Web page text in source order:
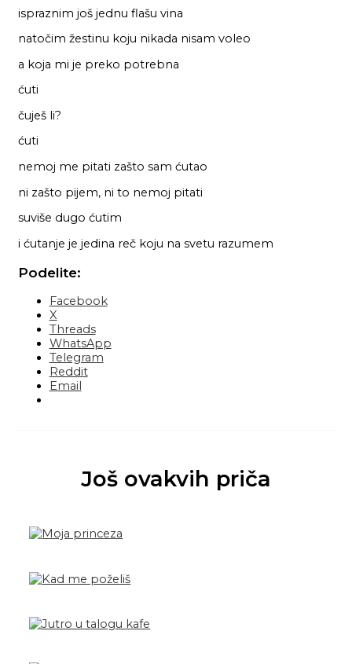
ispraznim još jednu flašu vina
natočim žestinu koju nikada nisam voleo
a koja mi je preko potrebna
ćuti
čuješ li?
ćuti
nemoj me pitati zašto sam ćutao
ni zašto pijem, ni to nemoj pitati
suviše dugo ćutim
i ćutanje je jedina reč koju na svetu razumem
Podelite:
Facebook
X
Threads
WhatsApp
Telegram
Reddit
Email
Još ovakvih priča